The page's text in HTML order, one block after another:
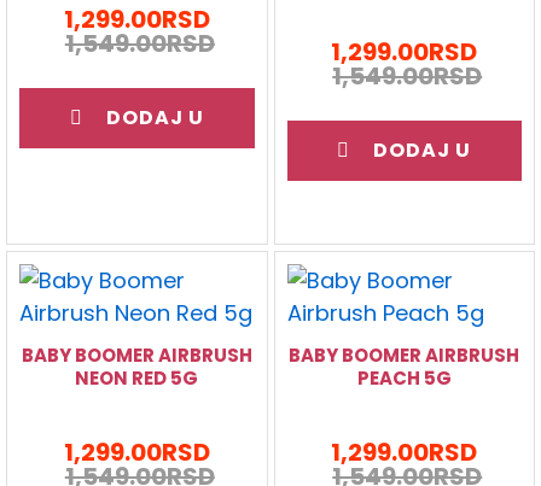
1,299.00RSD
1,549.00RSD
DODAJ U
1,299.00RSD
1,549.00RSD
DODAJ U
BABY BOOMER AIRBRUSH
NEON RED 5G
1,299.00RSD
1,549.00RSD
BABY BOOMER AIRBRUSH
PEACH 5G
1,299.00RSD
1,549.00RSD